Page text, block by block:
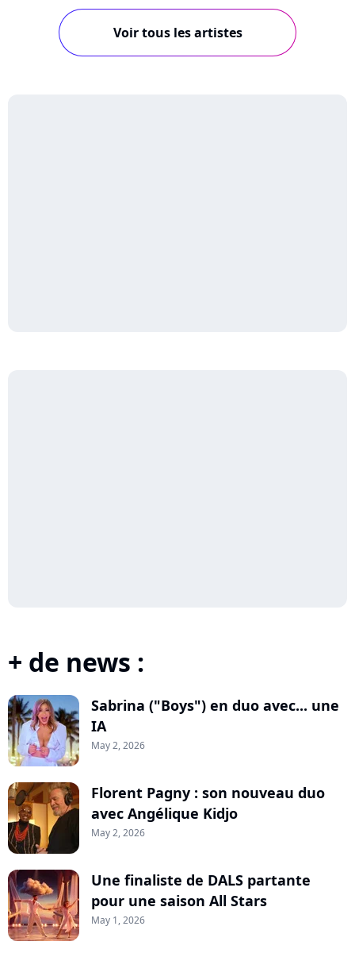
Voir tous les artistes
+ de news :
Sabrina ("Boys") en duo avec... une
IA
May 2, 2026
Florent Pagny : son nouveau duo
avec Angélique Kidjo
May 2, 2026
Une finaliste de DALS partante
pour une saison All Stars
May 1, 2026